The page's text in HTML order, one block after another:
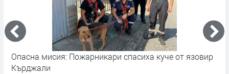
Опасна мисия: Пожарникари спасиха куче от язовир
Кърджали